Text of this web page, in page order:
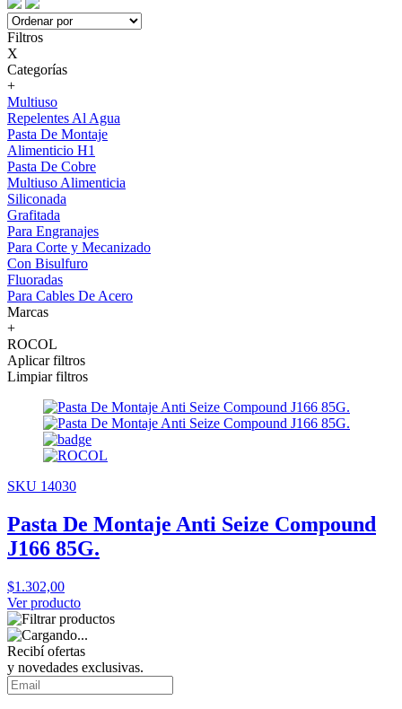
Filtros
X
Categorías
+
Multiuso
Repelentes Al Agua
Pasta De Montaje
Alimenticio H1
Pasta De Cobre
Multiuso Alimenticia
Siliconada
Grafitada
Para Engranajes
Para Corte y Mecanizado
Con Bisulfuro
Fluoradas
Para Cables De Acero
Marcas
+
ROCOL
Aplicar filtros
Limpiar filtros
SKU 14030
Pasta De Montaje Anti Seize Compound
J166 85G.
$1.302,00
Ver producto
Recibí ofertas
y novedades exclusivas.